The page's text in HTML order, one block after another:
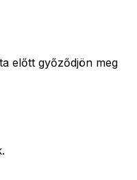
előtt győződjön meg